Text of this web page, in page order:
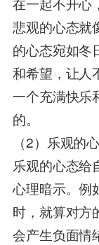
悲观的心态就
的心态宛如冬
和希望，让人
一个充满快乐
的。
（2）乐观的
乐观的心态给
心理暗示。例
时，就算对方
会产生负面情